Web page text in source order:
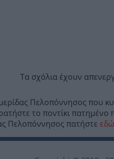
Τα σχόλια έχουν
Πελοπόννησος που
το ποντίκι
Πελοπόννησος πατήστε εδώ